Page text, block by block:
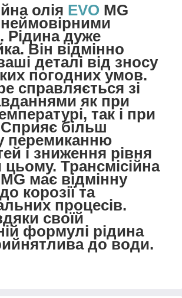
олія EVO MG
Рідина дуже
Він відмінно
деталі від зносу
погодних умов.
справляється зі
як при
так і при
більш
перемиканню
і зниження рівня
Трансмісійна
має відмінну
корозії та
процесів.
своїй
формулі рідина
до води.